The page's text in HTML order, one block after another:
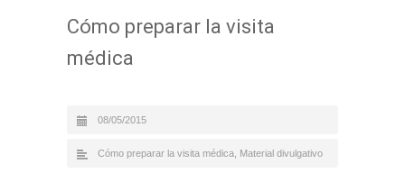
Cómo preparar la visita
médica
08/05/2015
Cómo preparar la visita médica, Material divulgativo